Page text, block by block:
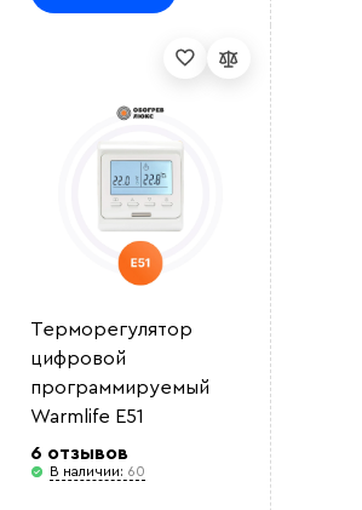
Терморегулятор
цифровой
программируемый
Warmlife E51
6 отзывов
В наличии: 60